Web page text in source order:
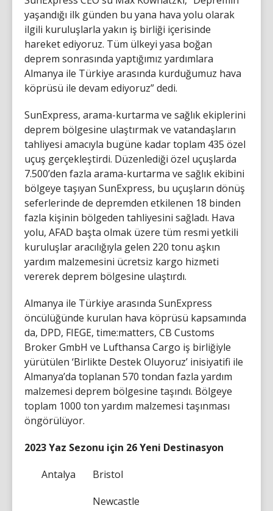
yaşandığı ilk günden bu yana hava yolu olarak
ilgili kuruluşlarla yakın iş birliği içerisinde
hareket ediyoruz. Tüm ülkeyi yasa boğan
deprem sonrasında yaptığımız yardımlara
Almanya ile Türkiye arasında kurduğumuz hava
köprüsü ile devam ediyoruz” dedi.
SunExpress, arama-kurtarma ve sağlık ekiplerini
deprem bölgesine ulaştırmak ve vatandaşların
tahliyesi amacıyla bugüne kadar toplam 435 özel
uçuş gerçekleştirdi. Düzenlediği özel uçuşlarda
7.500’den fazla arama-kurtarma ve sağlık ekibini
bölgeye taşıyan SunExpress, bu uçuşların dönüş
seferlerinde de depremden etkilenen 18 binden
fazla kişinin bölgeden tahliyesini sağladı. Hava
yolu, AFAD başta olmak üzere tüm resmi yetkili
kuruluşlar aracılığıyla gelen 220 tonu aşkın
yardım malzemesini ücretsiz kargo hizmeti
vererek deprem bölgesine ulaştırdı.
Almanya ile Türkiye arasında SunExpress
öncülüğünde kurulan hava köprüsü kapsamında
da, DPD, FIEGE, time:matters, CB Customs
Broker GmbH ve Lufthansa Cargo iş birliğiyle
yürütülen ‘Birlikte Destek Oluyoruz’ inisiyatifi ile
Almanya’da toplanan 570 tondan fazla yardım
malzemesi deprem bölgesine taşındı. Bölgeye
toplam 1000 ton yardım malzemesi taşınması
öngörülüyor.
2023 Yaz Sezonu için 26 Yeni Destinasyon
Antalya
Bristol
Newcastle